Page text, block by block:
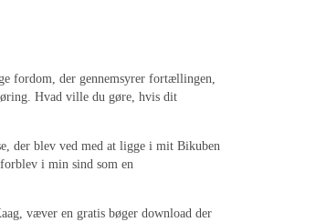
fordom, der gennemsyrer fortællingen,
Hvad ville du gøre, hvis dit
der blev ved med at ligge i mit Bikuben
i min sind som en
væver en gratis bøger download der